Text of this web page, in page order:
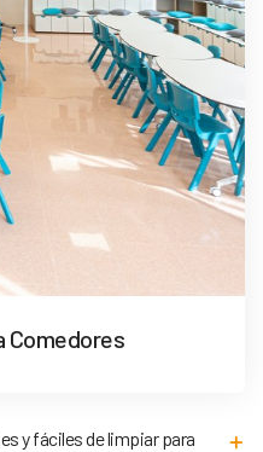
Comedores
y fáciles de limpiar para